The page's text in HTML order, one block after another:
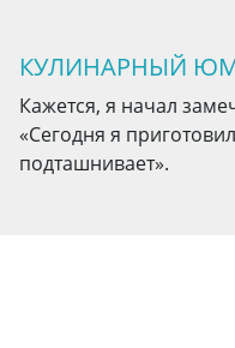
КУЛИНАРНЫЙ
Кажется, я начал
«Сегодня я
подташнивает».